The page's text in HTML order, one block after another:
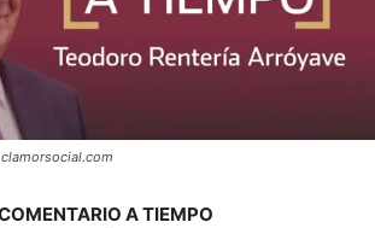
clamorsocial.com
A TIEMPO